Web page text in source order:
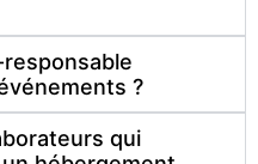
?
qui